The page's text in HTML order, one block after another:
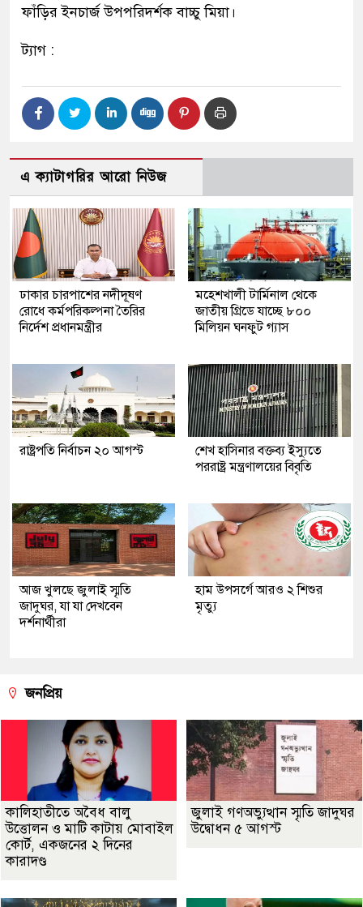
ফাঁড়ির ইনচার্জ উপপরিদর্শক বাচ্চু মিয়া।
ট্যাগ :
এ ক্যাটাগরির আরো নিউজ
ঢাকার চারপাশের নদীদূষণ
রোধে কর্মপরিকল্পনা তৈরির
নির্দেশ প্রধানমন্ত্রীর
মহেশখালী টার্মিনাল থেকে
জাতীয় গ্রিডে যাচ্ছে ৮০০
মিলিয়ন ঘনফুট গ্যাস
রাষ্ট্রপতি নির্বাচন ২০ আগস্ট
শেখ হাসিনার বক্তব্য ইস্যুতে
পররাষ্ট্র মন্ত্রণালয়ের বিবৃতি
আজ খুলছে জুলাই স্মৃতি
জাদুঘর, যা যা দেখবেন
দর্শনার্থীরা
হাম উপসর্গে আরও ২ শিশুর
মৃত্যু
জনপ্রিয়
কালিহাতীতে অবৈধ বালু
উত্তোলন ও মাটি কাটায় মোবাইল
কোর্ট, একজনের ২ দিনের
কারাদণ্ড
জুলাই গণঅভ্যুত্থান স্মৃতি জাদুঘর
উদ্বোধন ৫ আগস্ট